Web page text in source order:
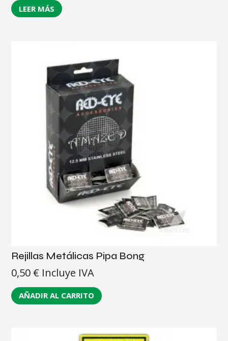
LEER MÁS
Rejillas Metálicas Pipa Bong
0,50 € Incluye IVA
AÑADIR AL CARRITO